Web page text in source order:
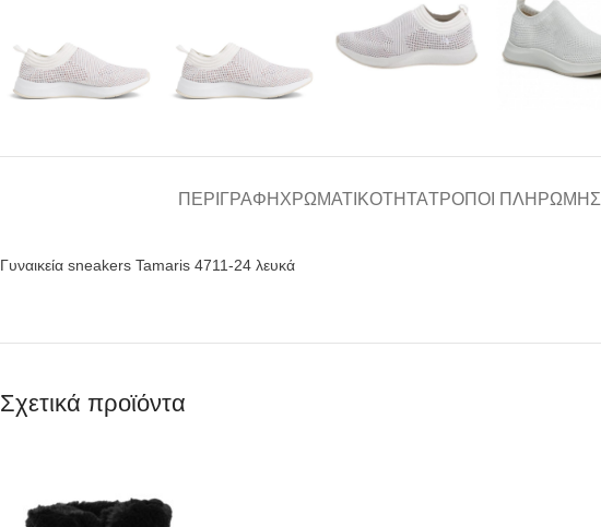
ΠΕΡΙΓΡΑΦΉ ΧΡΩΜΑΤΙΚΌΤΗΤΑΤΡΌΠΟΙ ΠΛΗΡΩΜΉΣ
Γυναικεία sneakers Tamaris 4711-24 λευκά
Σχετικά προϊόντα